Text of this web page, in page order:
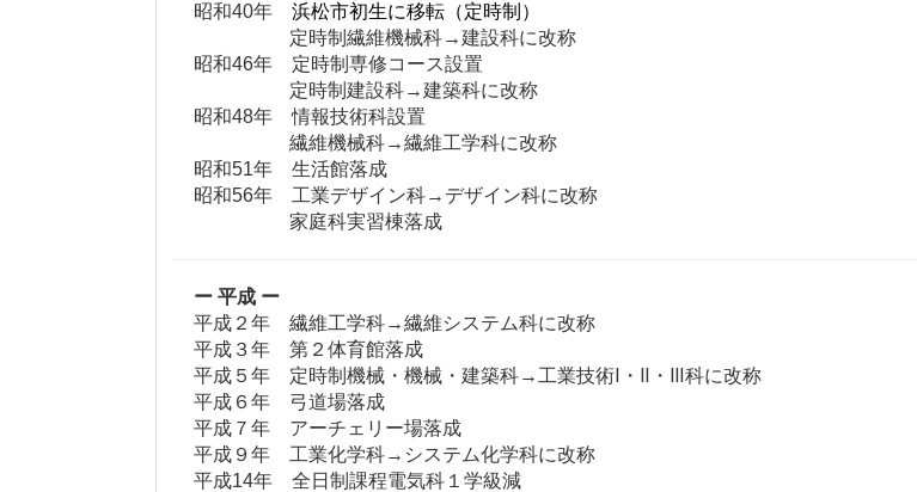
昭和40年 浜松市初生に移転（定時制）
定時制繊維機械科→建設科に改称
昭和46年 定時制専修コース設置
定時制建設科→建築科に改称
昭和48年 情報技術科設置
繊維機械科→繊維工学科に改称
昭和51年 生活館落成
昭和56年 工業デザイン科→デザイン科に改称
家庭科実習棟落成
ー 平成 ー
平成２年 繊維工学科→繊維システム科に改称
平成３年 第２体育館落成
平成５年 定時制機械・機械・建築科→工業技術Ⅰ・Ⅱ・Ⅲ科に改称
平成６年 弓道場落成
平成７年 アーチェリー場落成
平成９年 工業化学科→システム化学科に改称
平成14年 全日制課程電気科１学級減